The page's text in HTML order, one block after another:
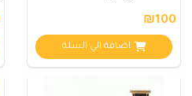
₪100
اضافة الي السلة